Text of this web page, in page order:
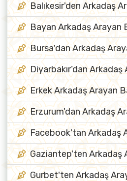
Balıkesir'den Arkadaş
Bayan Arkadaş Arayan
Bursa'dan Arkadaş
Diyarbakır’dan Arkadaş
Erkek Arkadaş Arayan
Erzurum'dan Arkadaş
Facebook'tan Arkadaş
Gaziantep'ten Arkadaş
Gurbet'ten Arkadaş